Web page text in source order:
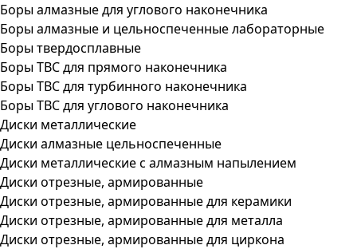
Боры алмазные для углового наконечника
Боры алмазные и цельноспеченные лабораторные
Боры твердосплавные
Боры ТВС для прямого наконечника
Боры ТВС для турбинного наконечника
Боры ТВС для углового наконечника
Диски металлические
Диски алмазные цельноспеченные
Диски металлические с алмазным напылением
Диски отрезные, армированные
Диски отрезные, армированные для керамики
Диски отрезные, армированные для металла
Диски отрезные, армированные для циркона